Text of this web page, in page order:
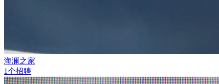
海澜之家
1个招聘